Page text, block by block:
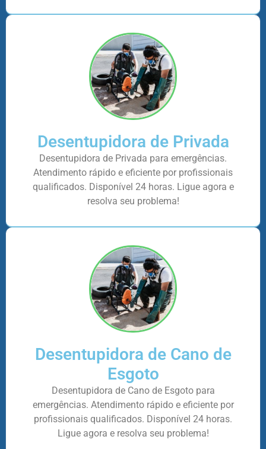
Desentupidora de Privada
Desentupidora de Privada para emergências.
Atendimento rápido e eficiente por profissionais
qualificados. Disponível 24 horas. Ligue agora e
resolva seu problema!
Desentupidora de Cano de
Esgoto
Desentupidora de Cano de Esgoto para
emergências. Atendimento rápido e eficiente por
profissionais qualificados. Disponível 24 horas.
Ligue agora e resolva seu problema!